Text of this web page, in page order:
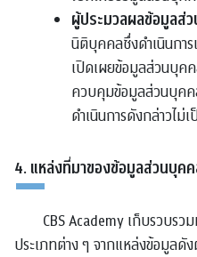
ผู้ประมวลผลข้อมูลส่
นิติบุคคลซึ่งดำเนินการ
เปิดเผยข้อมูลส่วนบุค
ควบคุมข้อมูลส่วนบุค
ดำเนินการดังกล่าวไ
4. แหล่งที่มาของข้อมูลส่วนบุค
CBS Academy เก็บรวบร
ประเภทต่าง ๆ จากแหล่งข้อมูลดั